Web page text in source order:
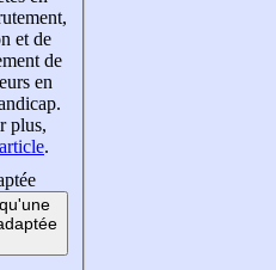
et de
de
en
plus,
.